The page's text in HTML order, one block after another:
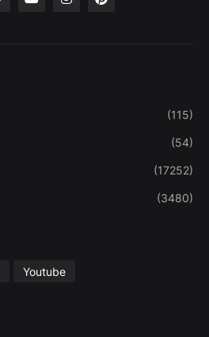
(115)
(54)
(17252)
(3480)
Youtube